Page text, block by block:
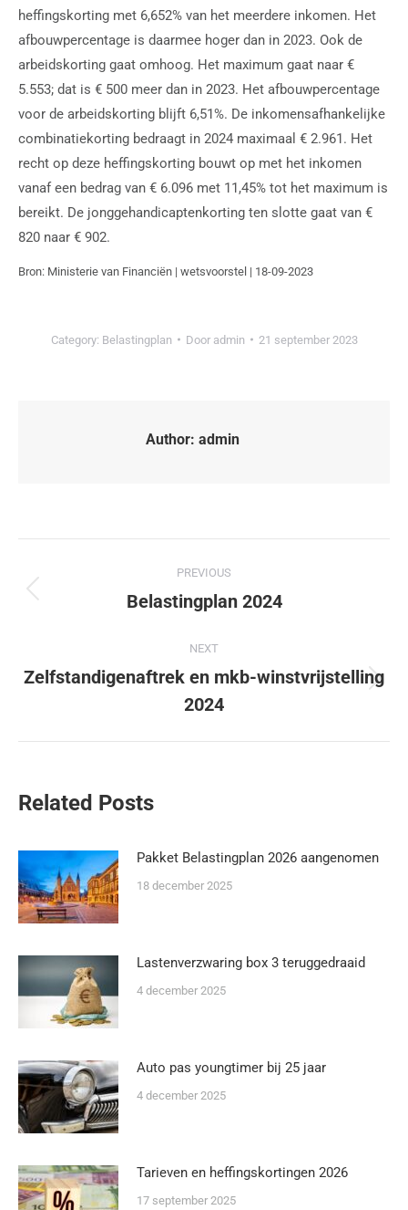
heffingskorting met 6,652% van het meerdere inkomen. Het
afbouwpercentage is daarmee hoger dan in 2023. Ook de
arbeidskorting gaat omhoog. Het maximum gaat naar €
5.553; dat is € 500 meer dan in 2023. Het afbouwpercentage
voor de arbeidskorting blijft 6,51%. De inkomensafhankelijke
combinatiekorting bedraagt in 2024 maximaal € 2.961. Het
recht op deze heffingskorting bouwt op met het inkomen
vanaf een bedrag van € 6.096 met 11,45% tot het maximum is
bereikt. De jonggehandicaptenkorting ten slotte gaat van €
820 naar € 902.
Bron: Ministerie van Financiën | wetsvoorstel | 18-09-2023
Category: Belastingplan Door admin 21 september 2023
Author: admin
PREVIOUS
Belastingplan 2024
NEXT
Zelfstandigenaftrek en mkb-winstvrijstelling
2024
Related Posts
Pakket Belastingplan 2026 aangenomen
18 december 2025
Lastenverzwaring box 3 teruggedraaid
4 december 2025
Auto pas youngtimer bij 25 jaar
4 december 2025
Tarieven en heffingskortingen 2026
17 september 2025